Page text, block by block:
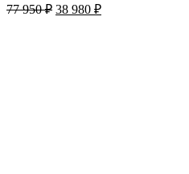
77 950₽ 38 980 ₽